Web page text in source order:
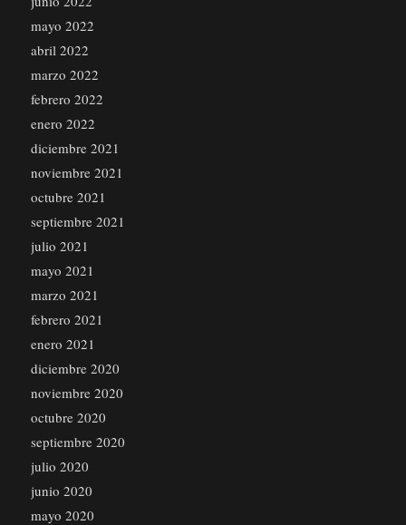
mayo 2022
abril 2022
marzo 2022
febrero 2022
enero 2022
diciembre 2021
noviembre 2021
octubre 2021
septiembre 2021
julio 2021
mayo 2021
marzo 2021
febrero 2021
enero 2021
diciembre 2020
noviembre 2020
octubre 2020
septiembre 2020
julio 2020
junio 2020
mayo 2020